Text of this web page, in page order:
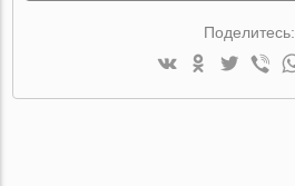
Поделитесь: